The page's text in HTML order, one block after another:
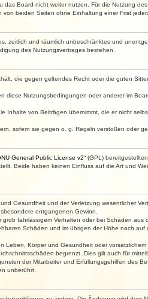
Board nicht weiter nutzen. Für die Nutzung
beiden Seiten ohne Einhaltung einer Frist
zeitlich und räumlich unbeschränktes und
des Nutzungsvertrages bestehen.
die gegen geltendes Recht oder die guten
diese Nutzungsbedingungen oder anderer im
Inhalte von Beiträgen übernimmt, die er nicht
sofern sie gegen o. g. Regeln verstoßen oder
General Public License v2“ (GPL)
Beide haben keinen Einfluss auf die Art und
Gesundheit und der Verletzung wesentlicher
entgangenen Gewinn.
fahrlässigem Verhalten oder bei Schäden
Schäden und im übrigen der Höhe nach
Körper und Gesundheit oder
begrenzt. Dies gilt auch für
der Mitarbeiter und Erfüllungsgehilfen des
unberührt.